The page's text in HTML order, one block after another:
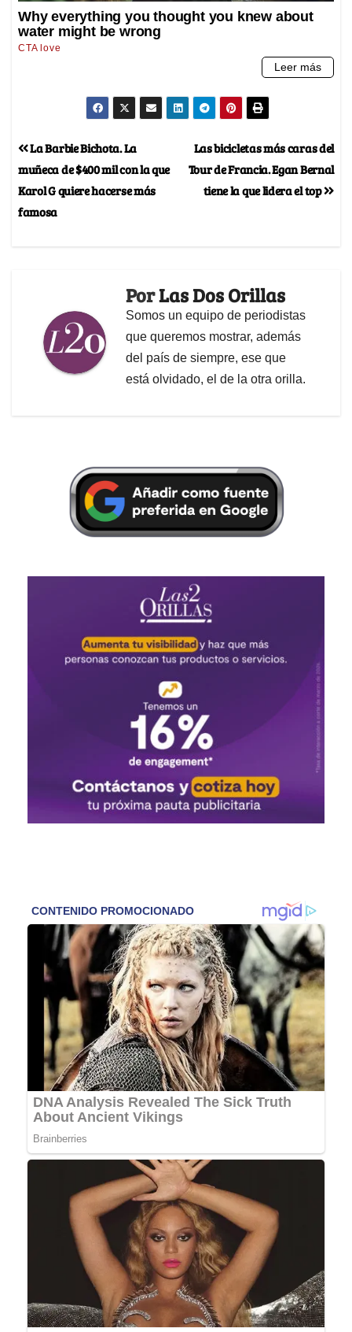
Las bicicletas más caras del
Tour de Francia. Egan Bernal
tiene la que lidera el top
La Barbie Bichota. La
muñeca de $400 mil con la que
Karol G quiere hacerse más
famosa
PorLas Dos Orillas
Somos un equipo de periodistas
que queremos mostrar, además
del país de siempre, ese que
está olvidado, el de la otra orilla.